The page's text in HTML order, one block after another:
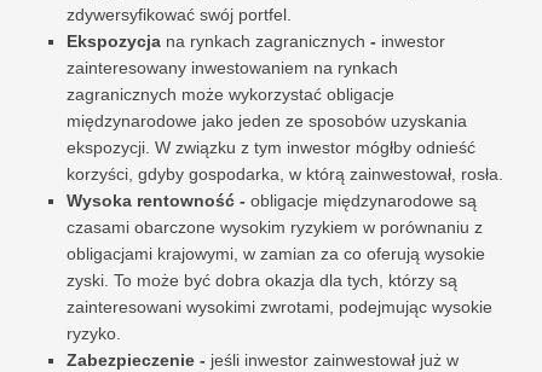
zdywersyfikować swój portfel.
Ekspozycja na rynkach zagranicznych - inwestor
zainteresowany inwestowaniem na rynkach
zagranicznych może wykorzystać obligacje
międzynarodowe jako jeden ze sposobów uzyskania
ekspozycji. W związku z tym inwestor mógłby odnieść
korzyści, gdyby gospodarka, w którą zainwestował, rosła.
Wysoka rentowność - obligacje międzynarodowe są
czasami obarczone wysokim ryzykiem w porównaniu z
obligacjami krajowymi, w zamian za co oferują wysokie
zyski. To może być dobra okazja dla tych, którzy są
zainteresowani wysokimi zwrotami, podejmując wysokie
ryzyko.
Zabezpieczenie - jeśli inwestor zainwestował już w